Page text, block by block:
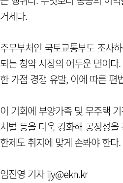
거세다.
주무부처인 국토교통부도 조사
되는 청약 시장의 어두운 면이
한 가점 경쟁 유발, 이에 따른 편
이 기회에 부양가족 및 무주택
처벌 등을 더욱 강화해 공정성
한제도 취지에 맞게 손봐야 한다.
임진영 기자 ijy@ekn.kr